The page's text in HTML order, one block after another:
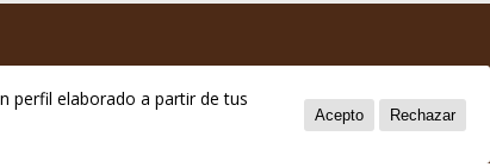
perfil elaborado a partir de tus
Acepto Rechazar